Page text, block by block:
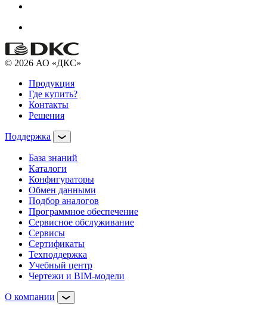
© 2026 АО «ДКС»
Продукция
Где купить?
Контакты
Решения
Поддержка
База знаний
Каталоги
Конфигураторы
Обмен данными
Подбор аналогов
Программное обеспечение
Сервисное обслуживание
Сервисы
Сертификаты
Техподдержка
Учебный центр
Чертежи и BIM-модели
О компании